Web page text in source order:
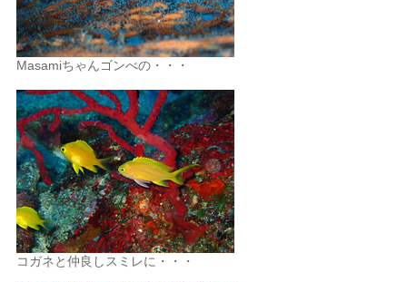
Masamiちゃんゴンべの・・・
コガネと仲良しスミレに・・・